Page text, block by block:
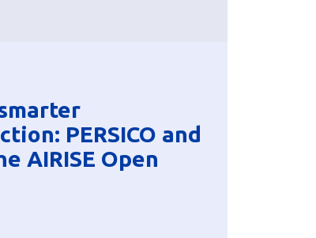
PERSICO and
AIRISE Open